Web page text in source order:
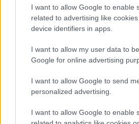
I want to allow Google to enable
related to advertising like
device identifiers in apps.
I want to allow my user data to
Google for online advertising
I want to allow Google to send
personalized advertising.
I want to allow Google to enable